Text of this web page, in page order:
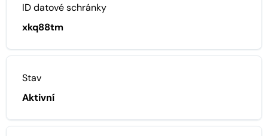
ID datové schránky
xkq88tm
Stav
Aktivní